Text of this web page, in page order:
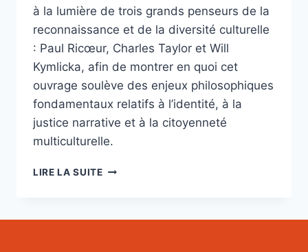
à la lumière de trois grands penseurs de la
reconnaissance et de la diversité culturelle
: Paul Ricœur, Charles Taylor et Will
Kymlicka, afin de montrer en quoi cet
ouvrage soulève des enjeux philosophiques
fondamentaux relatifs à l’identité, à la
justice narrative et à la citoyenneté
multiculturelle.
LIRE LA SUITE«NOUS,